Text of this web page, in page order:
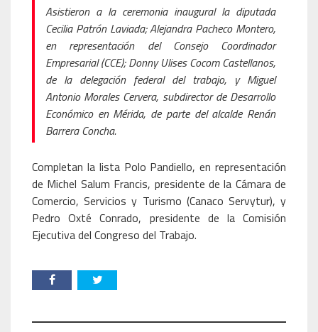
Asistieron a la ceremonia inaugural la diputada
Cecilia Patrón Laviada; Alejandra Pacheco Montero,
en representación del Consejo Coordinador
Empresarial (CCE); Donny Ulises Cocom Castellanos,
de la delegación federal del trabajo, y Miguel
Antonio Morales Cervera, subdirector de Desarrollo
Económico en Mérida, de parte del alcalde Renán
Barrera Concha.
Completan la lista Polo Pandiello, en representación
de Michel Salum Francis, presidente de la Cámara de
Comercio, Servicios y Turismo (Canaco Servytur), y
Pedro Oxté Conrado, presidente de la Comisión
Ejecutiva del Congreso del Trabajo.